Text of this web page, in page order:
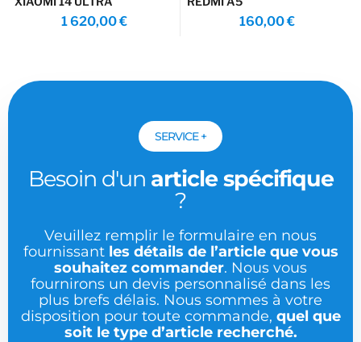
1 620,00€ 160,00€
SERVICE +
Besoin d'un article spécifique
?
Veuillez remplir le formulaire en nous
fournissant les détails de l’article que vous
souhaitez commander. Nous vous
fournirons un devis personnalisé dans les
plus brefs délais. Nous sommes à votre
disposition pour toute commande, quel que
soit le type d’article recherché.